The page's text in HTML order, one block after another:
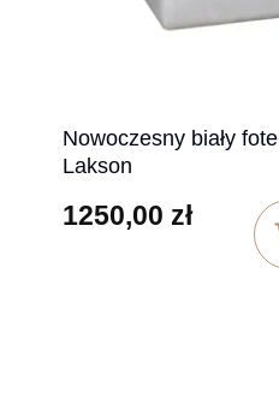
Nowoczesny biały fotel
Lakson
1250,00 zł